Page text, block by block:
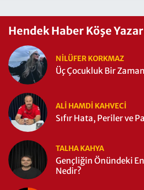
Hendek Haber Köşe
NILÜFER KORKMAZ
Üç Çocukluk Bir Zaman
ALI HAMDI KAHVECİ
Sıfır Hata, Periler ve
TALHA KAHYA
Gençliğin Önündeki
Nedir?